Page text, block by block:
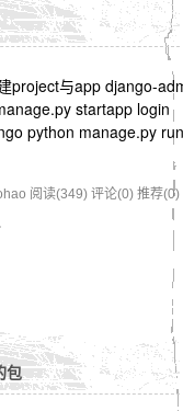
project与app django-
startapp login
python manage.py run
阅读(349) 评论(0) 推荐(0)
包